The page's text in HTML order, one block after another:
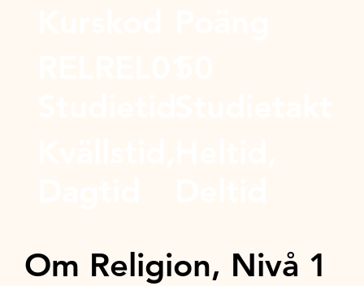
Om Religion, Nivå 1